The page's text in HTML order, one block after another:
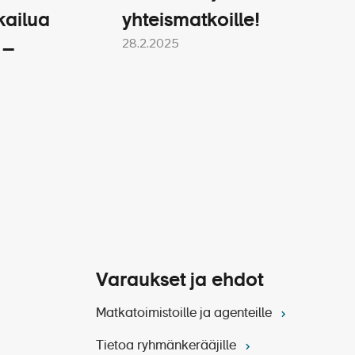
tarjonnassa,
maltilliset 640
juhlavat asut voi huoleti
joista voi laivassa
yhteismatkoille!
28.2.2025
Varaukset ja ehdot
Matkatoimistoille ja agenteille
Tietoa ryhmänkerääjille